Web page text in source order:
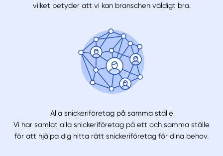
vilket betyder att vi kan branschen väldigt bra.
Alla snickeriföretag på samma ställe
Vi har samlat alla snickeriföretag på ett och samma ställe
för att hjälpa dig hitta rätt snickeriföretag för dina behov.